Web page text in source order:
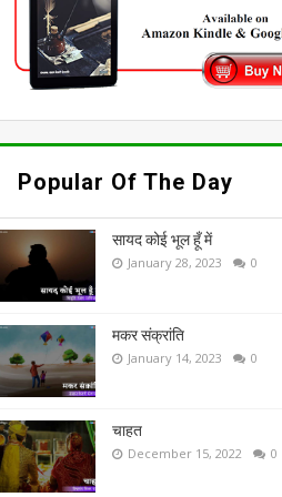
Popular Of The Day
सायद कोई भूल हूँ में
January 28, 2023 0
मकर संक्रांति
January 14, 2023 0
चाहत
December 15, 2022 0